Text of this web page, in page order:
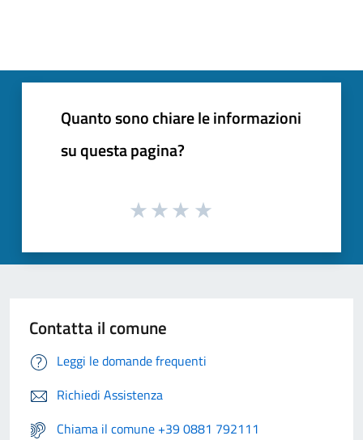
Quanto sono chiare le informazioni
su questa pagina?
Contatta il comune
Leggi le domande frequenti
Richiedi Assistenza
Chiama il comune +39 0881 792111